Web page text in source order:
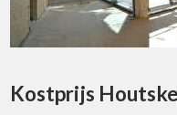
Kostprijs